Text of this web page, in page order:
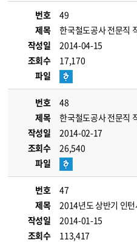
번호
49
제목
한국철도공사 전문직
작성일
2014-04-15
조회수
17,170
파일
번호
48
제목
한국철도공사 전문직
작성일
2014-02-17
조회수
26,540
파일
번호
47
제목
2014년도 상반기 인
작성일
2014-01-15
조회수
113,417